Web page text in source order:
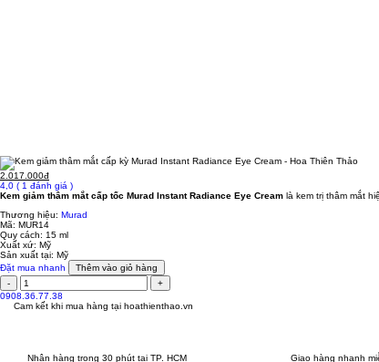
2.017.000đ
4,0 ( 1 đánh giá )
Kem giảm thâm mắt cấp tốc Murad Instant Radiance Eye Cream là kem trị thâm mắt
Thương hiệu: Murad
Mã: MUR14
Quy cách: 15 ml
Xuất xứ: Mỹ
Sản xuất tại: Mỹ
Đặt mua nhanh
Thêm vào giỏ hàng
0908.36.77.38
Cam kết khi mua hàng tại hoathienthao.vn
Nhận hàng trong 30 phút tại TP. HCM Giao hàng nhanh